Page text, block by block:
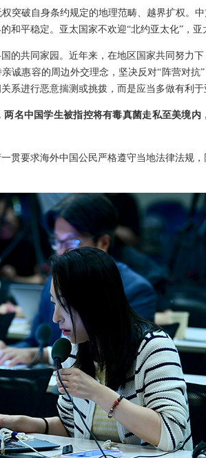
突破自身条约规定的地理范畴、越界扩权。
和平稳定。亚太国家不欢迎“北约亚太化”，亚
的共同家园。近年来，在地区国家共同努力
诚惠容的周边外交理念，坚决反对“阵营对抗
系进行恶意揣测或挑拨，而是应当多做有利于
名中国学生被指控将有毒真菌走私至美境
贯要求海外中国公民严格遵守当地法律法规